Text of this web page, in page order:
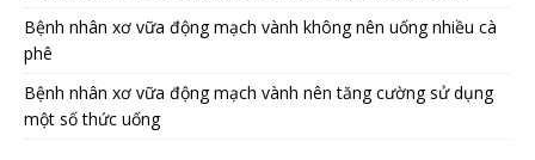
Bệnh nhân xơ vữa động mạch vành không nên uống nhiều cà
phê
Bệnh nhân xơ vữa động mạch vành nên tăng cường sử dụng
một số thức uống